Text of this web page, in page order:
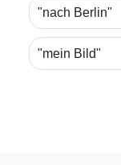
"nach Berlin"
"mein Bild"